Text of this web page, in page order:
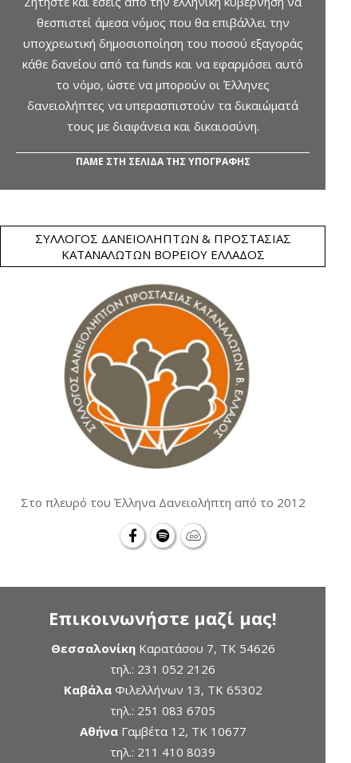
θεσπιστεί άμεσα νόμος που θα επιβάλλει την
υποχρεωτική δημοσιοποίηση του ποσού εξαγοράς
κάθε δανείου από τα funds και να εφαρμόσει αυτό
το νόμο, ώστε να μπορούν οι Έλληνες
δανειολήπτες να υπερασπιστούν τα δικαιώματά
τους με διαφάνεια και δικαιοσύνη.
ΠΑΜΕ ΣΤΗ ΣΕΛΙΔΑ ΤΗΣ ΥΠΟΓΡΑΦΗΣ
ΣΎΛΛΟΓΟΣ ΔΑΝΕΙΟΛΗΠΤΏΝ & ΠΡΟΣΤΑΣΊΑΣ
ΚΑΤΑΝΑΛΩΤΏΝ ΒΟΡΕΊΟΥ ΕΛΛΆΔΟΣ
Στο πλευρό του Έλληνα Δανειολήπτη από το 2012
Επικοινωνήστε μαζί μας!
ΘεσσαλονίκηΚαρατάσου 7, TK 54626
τηλ.: 231 052 2126
ΚαβάλαΦιλελλήνων 13, ΤΚ 65302
τηλ.: 251 083 6705
ΑθήναΓαμβέτα 12, ΤΚ 10677
τηλ.: 211 410 8039